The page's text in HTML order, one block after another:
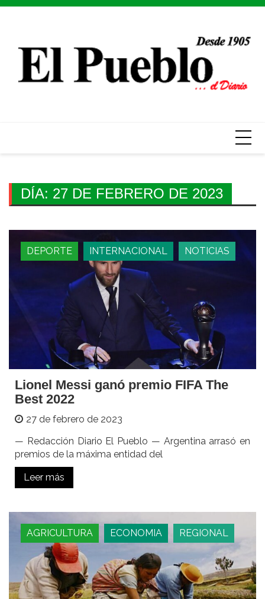
Skip
DÍA: 27 DE FEBRERO DE 2023
DEPORTE INTERNACIONAL NOTICIAS
Lionel Messi ganó premio FIFA The
Best 2022
27 de febrero de 2023
— Redacción Diario El Pueblo — Argentina arrasó en
premios de la máxima entidad del
Leer más
AGRICULTURA ECONOMIA REGIONAL